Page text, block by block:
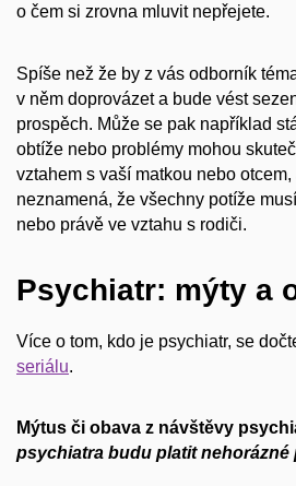
o čem si zrovna mluvit nepřejete.
Spíše než že by z vás odborník
v něm doprovázet a bude vést
prospěch. Může se pak například
obtíže nebo problémy mohou
vztahem s vaší matkou nebo
neznamená, že všechny potíže
nebo právě ve vztahu s rodiči.
Psychiatr: mýty a
Více o tom, kdo je psychiatr, se
seriálu.
Mýtus či obava z návštěvy
psychiatra budu platit nehorázné